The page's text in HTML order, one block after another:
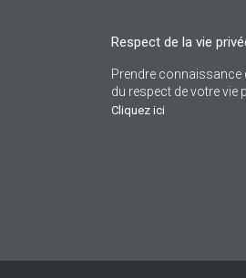
Respect de la vie
Prendre
du respect de votre vie
Cliquez ici